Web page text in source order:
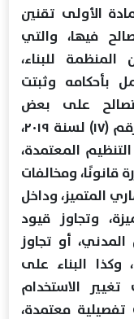
الأولى تقنين
فيها، والتي
المنظمة للبناء،
بأحكامه وثبتت
على بعض
المخالفات السابق حظرها بالقانون رقم (۱۷) لسنة ۲۰۱۹،
المعتمدة،
قانونًا، ومخالفات
المتميز، وداخل
وتجاوز قيود
المدني، أو تجاوز
وكذا البناء على
تغيير الاستخدام
معتمدة،